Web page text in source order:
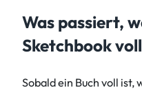
Was passiert,
Sketchbook
Sobald ein Buch voll ist,